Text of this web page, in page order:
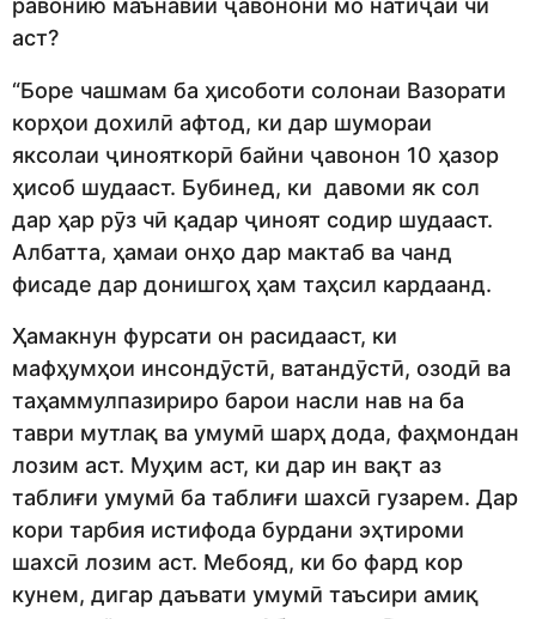
равонию маънавии ҷавонони мо натиҷаи чӣ
аст?
“Боре чашмам ба ҳисоботи солонаи Вазорати
корҳои дохилӣ афтод, ки дар шумораи
яксолаи ҷинояткорӣ байни ҷавонон 10 ҳазор
ҳисоб шудааст. Бубинед, ки давоми як сол
дар ҳар рӯз чӣ қадар ҷиноят содир шудааст.
Албатта, ҳамаи онҳо дар мактаб ва чанд
фисаде дар донишгоҳ ҳам таҳсил кардаанд.
Ҳамакнун фурсати он расидааст, ки
мафҳумҳои инсондӯстӣ, ватандӯстӣ, озодӣ ва
таҳаммулпазириро барои насли нав на ба
таври мутлақ ва умумӣ шарҳ дода, фаҳмондан
лозим аст. Муҳим аст, ки дар ин вақт аз
таблиғи умумӣ ба таблиғи шахсӣ гузарем. Дар
кори тарбия истифода бурдани эҳтироми
шахсӣ лозим аст. Мебояд, ки бо фард кор
кунем, дигар даъвати умумӣ таъсири амиқ